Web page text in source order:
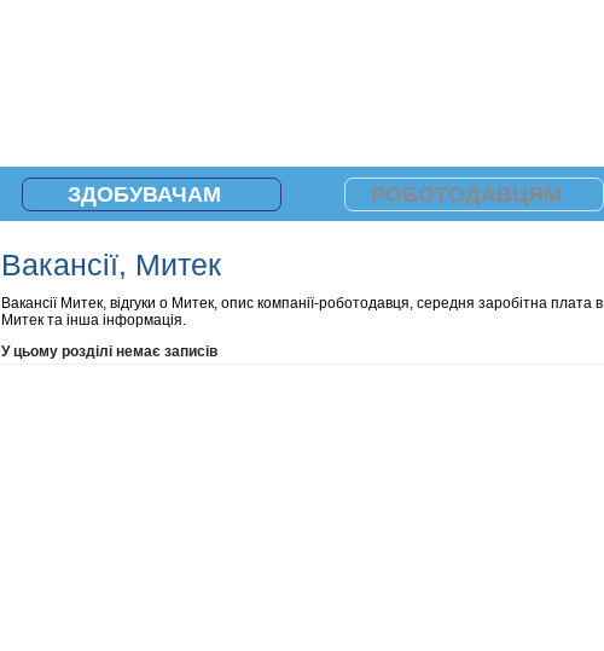
ЗДОБУВАЧАМ РОБОТОДАВЦЯМ
Вакансії, Митек
Вакансії Митек, відгуки о Митек, опис компанії-роботодавця, середня заробітна плата в
Митек та інша інформація.
У цьому розділі немає записів